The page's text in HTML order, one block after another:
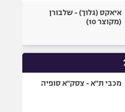
אופניים
כדורמים
פוטבול אמריקאי NFL
בייסבול MLB
איאקס (גלוך) - שלבורן
(מקוצר 10)
מכבי ת"א - צסק"א סופיה